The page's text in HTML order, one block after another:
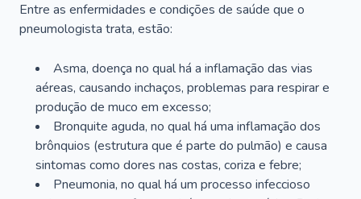
Entre as enfermidades e condições de saúde que o
pneumologista trata, estão:
Asma, doença no qual há a inflamação das vias
aéreas, causando inchaços, problemas para respirar e
produção de muco em excesso;
Bronquite aguda, no qual há uma inflamação dos
brônquios (estrutura que é parte do pulmão) e causa
sintomas como dores nas costas, coriza e febre;
Pneumonia, no qual há um processo infeccioso